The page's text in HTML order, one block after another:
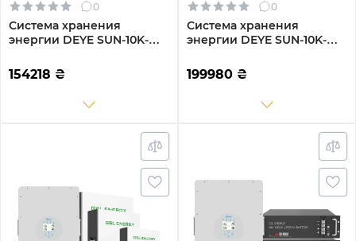
0
Система хранения
энергии DEYE SUN-10K-
10kW 10.24kWh 2BAT
LiFePO4 6500 циклов
154218 ₴
0
Система хранения
энергии DEYE SUN-10K-
W 10kW 14.4kWh 3BAT
LiFePO4 6000 циклов
199980 ₴